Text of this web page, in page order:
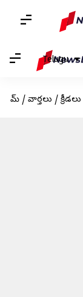
Telugu
హోమ్ / వార్తలు /